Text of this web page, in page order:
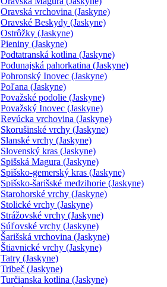
Oravská vrchovina (Jaskyne)
Oravské Beskydy (Jaskyne)
Ostrôžky (Jaskyne)
Pieniny (Jaskyne)
Podtatranská kotlina (Jaskyne)
Podunajská pahorkatina (Jaskyne)
Pohronský Inovec (Jaskyne)
Poľana (Jaskyne)
Považské podolie (Jaskyne)
Považský Inovec (Jaskyne)
Revúcka vrchovina (Jaskyne)
Skorušinské vrchy (Jaskyne)
Slanské vrchy (Jaskyne)
Slovenský kras (Jaskyne)
Spišská Magura (Jaskyne)
Spišsko-gemerský kras (Jaskyne)
Spišsko-šarišské medzihorie (Jaskyne)
Starohorské vrchy (Jaskyne)
Stolické vrchy (Jaskyne)
Strážovské vrchy (Jaskyne)
Súľovské vrchy (Jaskyne)
Šarišská vrchovina (Jaskyne)
Štiavnické vrchy (Jaskyne)
Tatry (Jaskyne)
Tribeč (Jaskyne)
Turčianska kotlina (Jaskyne)